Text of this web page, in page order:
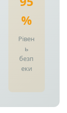
%
Рівен
ь
безп
еки